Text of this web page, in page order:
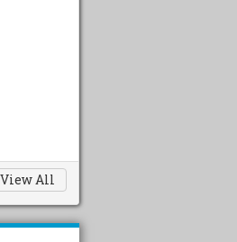
View All